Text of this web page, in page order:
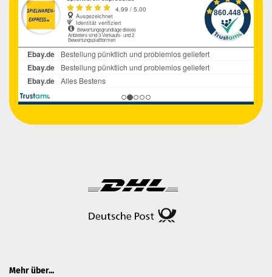
Mehr über...